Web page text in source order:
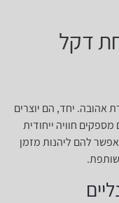
דקל
אהובה. יחד, הם יוצרים
חוויה ייחודית
להם ליהנות מזמן